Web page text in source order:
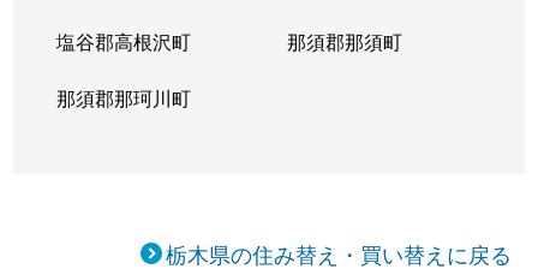
塩谷郡高根沢町 那須郡那須町
那須郡那珂川町
栃木県の住み替え・買い替えに戻る